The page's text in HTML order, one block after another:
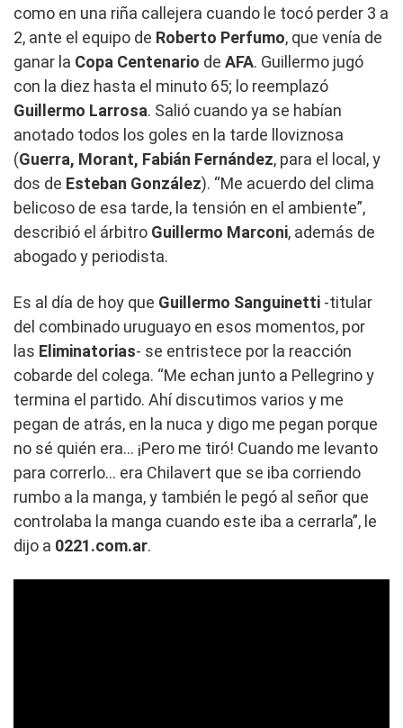
como en una riña callejera cuando le tocó perder 3 a
2, ante el equipo de Roberto Perfumo, que venía de
ganar la Copa Centenario de AFA. Guillermo jugó
con la diez hasta el minuto 65; lo reemplazó
Guillermo Larrosa. Salió cuando ya se habían
anotado todos los goles en la tarde lloviznosa
(Guerra, Morant, Fabián Fernández, para el local, y
dos de Esteban González). “Me acuerdo del clima
belicoso de esa tarde, la tensión en el ambiente”,
describió el árbitro Guillermo Marconi, además de
abogado y periodista.
Es al día de hoy que Guillermo Sanguinetti -titular
del combinado uruguayo en esos momentos, por
las Eliminatorias- se entristece por la reacción
cobarde del colega. “Me echan junto a Pellegrino y
termina el partido. Ahí discutimos varios y me
pegan de atrás, en la nuca y digo me pegan porque
no sé quién era… ¡Pero me tiró! Cuando me levanto
para correrlo… era Chilavert que se iba corriendo
rumbo a la manga, y también le pegó al señor que
controlaba la manga cuando este iba a cerrarla”, le
dijo a 0221.com.ar.